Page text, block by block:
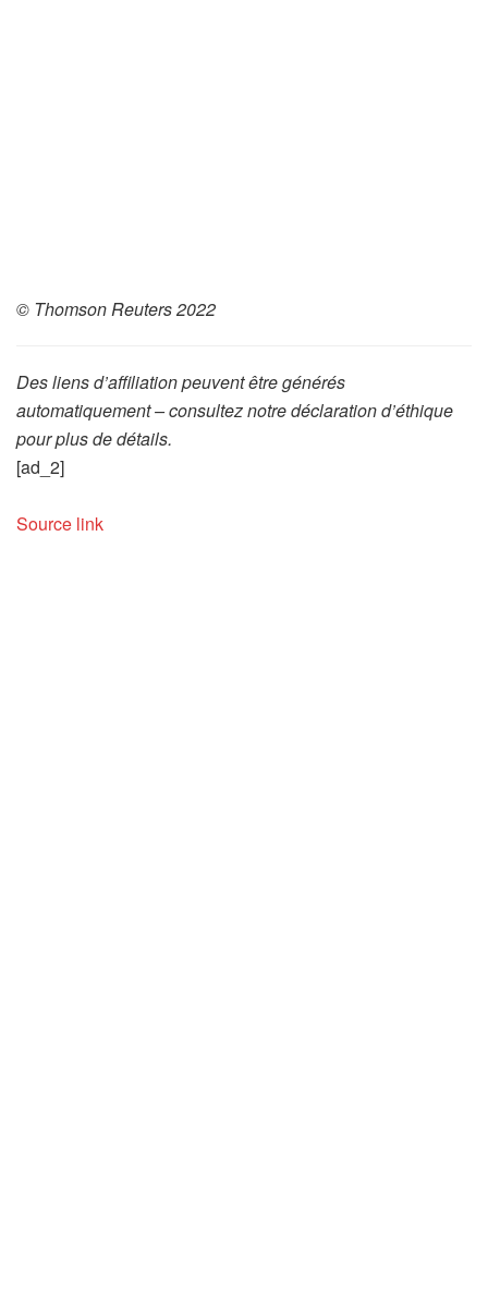
© Thomson Reuters 2022
Des liens d’affiliation peuvent être générés
automatiquement – consultez notre déclaration d’éthique
pour plus de détails.
[ad_2]
Source link